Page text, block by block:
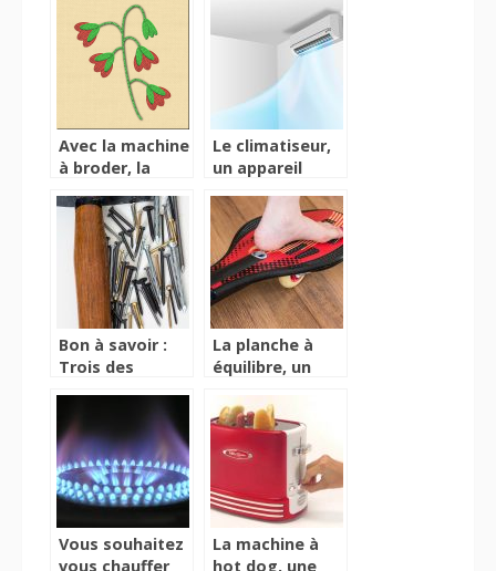
paisiblement
dans les
transports
Avec la machine
à broder, la
une véritable
partie de plaisir!
Le climatiseur,
un appareil
fraîcheur en
période de
chaleur
Bon à savoir :
Trois des
La planche à
équilibre, un
amélioratif des
conditions
d’équilibre
Vous souhaitez
vous chauffer
La machine à
hot dog, une